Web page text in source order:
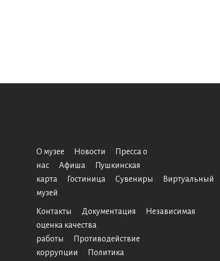
О музее Новости
Пресса о
нас
Афиша
Пушкинская
карта
Гостиница Сувениры
Виртуальный
музей
Контакты Документация
Независимая
оценка качества
работы
Противодействие
коррупции
Политика